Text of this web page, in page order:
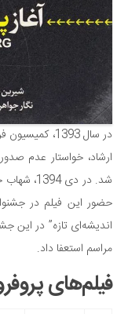
در سال 1393، کمیسیون
عدم صدور مجوز اکران
شد. در دی 1394، شهاب
در جشنواره فیلم فجر
در این جشنواره عنوان
داد.
پروفروش